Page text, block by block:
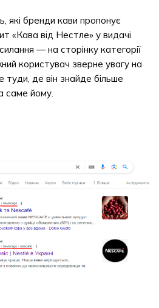
які бренди кави пропонує
«Кава від Нестле» у видачі
— на сторінку категорії
користувач зверне увагу на
де він знайде більше
саме йому.